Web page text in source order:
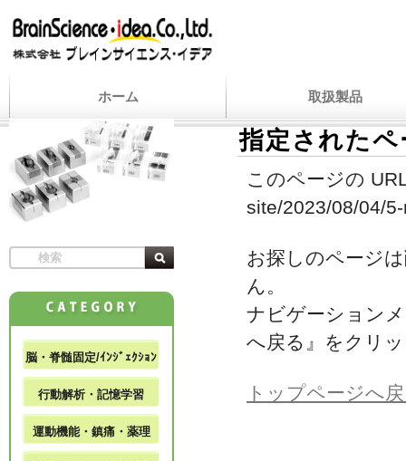
ホーム 取扱製品
指定された
このページの
site/2023/08/04/
お探しのページ
ん。
ナビゲーション
へ戻る』をクリ
トップページへ
脳・脊髄固定/ｲﾝｼﾞｪｸｼｮﾝ
行動解析・記憶学習
運動機能・鎮痛・薬理